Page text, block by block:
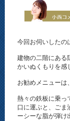
今回お伺いしたの
建物の二階にある
かいぬくもりを感
お勧めメニューは
熱々の鉄板に乗っ
口に運ぶと、ごま
ーシーな脂が弾け